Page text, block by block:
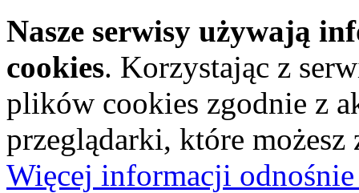
Nasze serwisy używają
cookies. Korzystając z
plików cookies zgodnie z
przeglądarki, które
Więcej informacji